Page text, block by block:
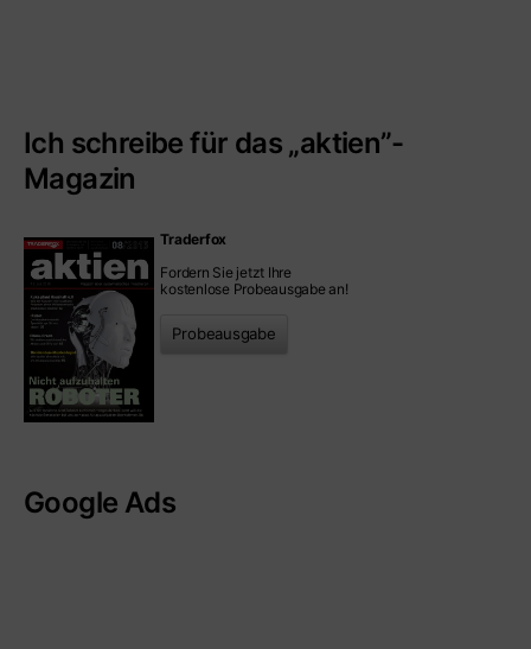
Ich schreibe für das „aktien”-
Magazin
Traderfox
Fordern Sie jetzt Ihre
kostenlose Probeausgabe an!
Probeausgabe
Google Ads